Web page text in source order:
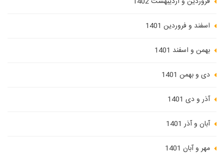
اسفند و فروردین 1401
بهمن و اسفند 1401
دی و بهمن 1401
آذر و دی 1401
آبان و آذر 1401
مهر و آبان 1401